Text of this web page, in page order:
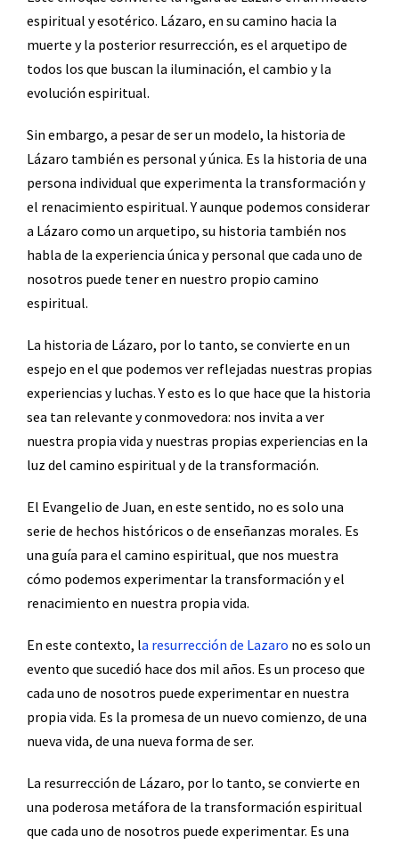
espiritual y esotérico. Lázaro, en su camino hacia la
muerte y la posterior resurrección, es el arquetipo de
todos los que buscan la iluminación, el cambio y la
evolución espiritual.
Sin embargo, a pesar de ser un modelo, la historia de
Lázaro también es personal y única. Es la historia de una
persona individual que experimenta la transformación y
el renacimiento espiritual. Y aunque podemos considerar
a Lázaro como un arquetipo, su historia también nos
habla de la experiencia única y personal que cada uno de
nosotros puede tener en nuestro propio camino
espiritual.
La historia de Lázaro, por lo tanto, se convierte en un
espejo en el que podemos ver reflejadas nuestras propias
experiencias y luchas. Y esto es lo que hace que la historia
sea tan relevante y conmovedora: nos invita a ver
nuestra propia vida y nuestras propias experiencias en la
luz del camino espiritual y de la transformación.
El Evangelio de Juan, en este sentido, no es solo una
serie de hechos históricos o de enseñanzas morales. Es
una guía para el camino espiritual, que nos muestra
cómo podemos experimentar la transformación y el
renacimiento en nuestra propia vida.
En este contexto, la resurrección de Lazaro no es solo un
evento que sucedió hace dos mil años. Es un proceso que
cada uno de nosotros puede experimentar en nuestra
propia vida. Es la promesa de un nuevo comienzo, de una
nueva vida, de una nueva forma de ser.
La resurrección de Lázaro, por lo tanto, se convierte en
una poderosa metáfora de la transformación espiritual
que cada uno de nosotros puede experimentar. Es una